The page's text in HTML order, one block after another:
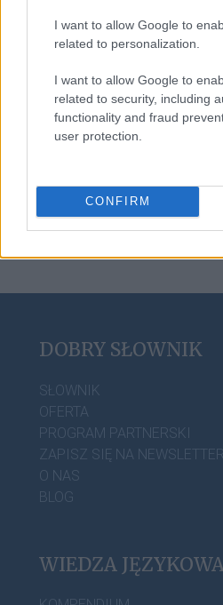
I want to allow Google to
related to personalization.
I want to allow Google to
related to security, including
functionality and fraud
user protection.
CONFIRM
Niamej
DOBRY SŁOWNIK
SŁOWNIK
OFERTA
PROGRAM PARTNERSKI
ZAPISZ SIĘ NA NEWSLETTER
O NAS
BLOG
WIEDZA